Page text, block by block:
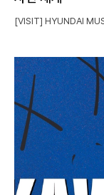
[VISIT] HYUNDAI